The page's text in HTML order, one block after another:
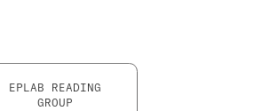
EPLAB READING
GROUP